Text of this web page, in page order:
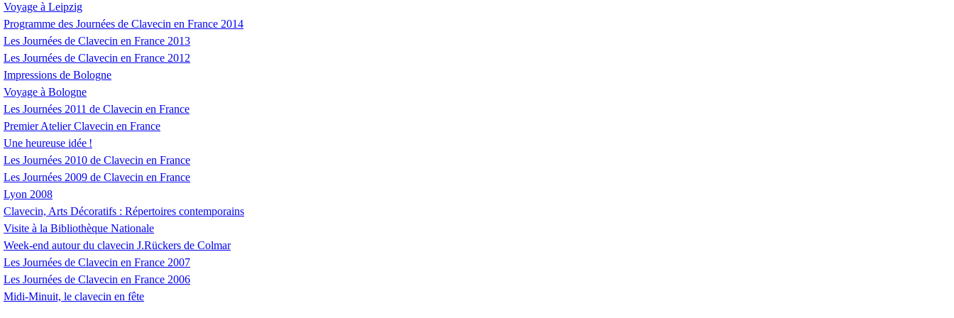
Voyage à Leipzig
Programme des Journées de Clavecin en France 2014
Les Journées de Clavecin en France 2013
Les Journées de Clavecin en France 2012
Impressions de Bologne
Voyage à Bologne
Les Journées 2011 de Clavecin en France
Premier Atelier Clavecin en France
Une heureuse idée !
Les Journées 2010 de Clavecin en France
Les Journées 2009 de Clavecin en France
Lyon 2008
Clavecin, Arts Décoratifs : Répertoires contemporains
Visite à la Bibliothèque Nationale
Week-end autour du clavecin J.Rückers de Colmar
Les Journées de Clavecin en France 2007
Les Journées de Clavecin en France 2006
Midi-Minuit, le clavecin en fête